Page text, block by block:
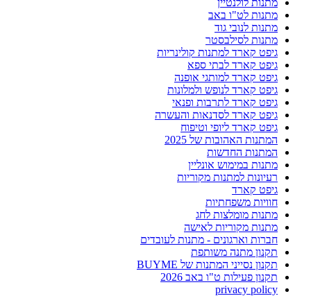
מתנות לולנטיין
מתנות לט"ו באב
מתנות לנובי גוד
מתנות לסילבסטר
גיפט קארד למתנות קולינריות
גיפט קארד לבתי ספא
גיפט קארד למותגי אופנה
גיפט קארד לנופש ולמלונות
גיפט קארד לתרבות ופנאי
גיפט קארד לסדנאות והעשרה
גיפט קארד ליופי וטיפוח
המתנות האהובות של 2025
המתנות החדשות
מתנות במימוש אונליין
רעיונות למתנות מקוריות
גיפט קארד
חוויות משפחתיות
מתנות מומלצות לחג
מתנות מקוריות לאישה
חברות וארגונים - מתנות לעובדים
תקנון מתנה משותפת
תקנון נסייני המתנות של BUYME
תקנון פעילות ט"ו באב 2026
privacy policy